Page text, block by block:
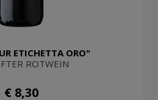
ETICHETTA ORO"
ROTWEIN
€ 8,30